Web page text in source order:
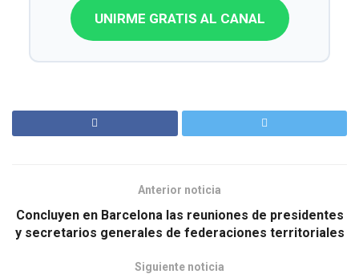
UNIRME GRATIS AL CANAL
Anterior noticia
Concluyen en Barcelona las reuniones de presidentes
y secretarios generales de federaciones territoriales
Siguiente noticia